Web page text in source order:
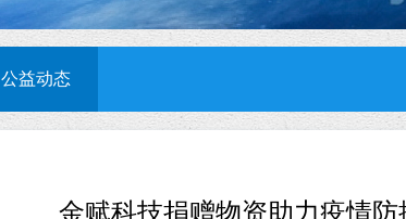
公益动态
金赋科技捐赠物资助力疫情防